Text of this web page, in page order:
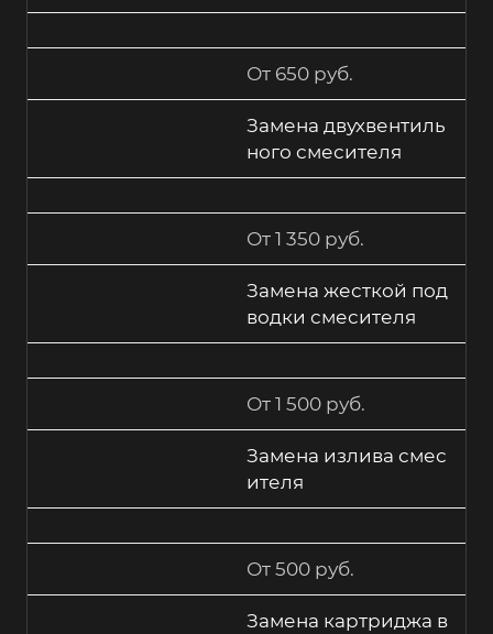
От 650 руб.
Замена двухвентиль
ного смесителя
От 1 350 руб.
Замена жесткой под
водки смесителя
От 1 500 руб.
Замена излива смес
ителя
От 500 руб.
Замена картриджа в